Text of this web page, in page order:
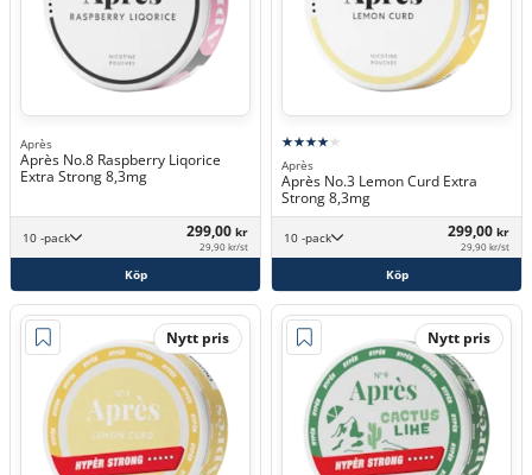
Après
Après No.8 Raspberry Liqorice
Extra Strong 8,3mg
10 -pack 299,00 kr
29,90 kr/st
Köp
Après
Après No.3 Lemon Curd Extra
Strong 8,3mg
10 -pack 299,00 kr
29,90 kr/st
Köp
Nytt pris Nytt pris